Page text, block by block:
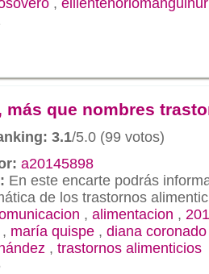
más que nombres
3.1/5.0 (99 votos)
a20145898
En este encarte podrás
de los trastornos
, alimentacion ,
, maría quispe , diana coronado
, trastornos alimenticios